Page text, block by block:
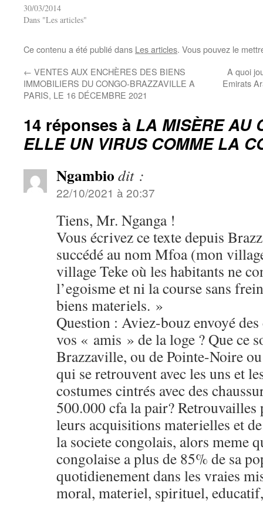
30/03/2014
Dans "Les articles"
Ce contenu a été publié dans Les articles. Vous pouvez le
← VENTES AUX ENCHÈRES DES BIENS
IMMOBILIERS DU CONGO-BRAZZAVILLE A
PARIS, LE 16 DÉCEMBRE 2021
A quoi
Emirats
14 réponses à LA MISÈRE AU
ELLE UN VIRUS COMME LA
Ngambio dit :
22/10/2021 à 20:37
Tiens, Mr. Nganga !
Vous écrivez ce texte depuis
succédé au nom Mfoa (mon
village Teke où les habitants ne
l’egoisme et ni la course sans
biens materiels. »
Question : Aviez-bouz envoyé des
vos « amis » de la loge ? Que ce
Brazzaville, ou de Pointe-Noire
qui se retrouvent avec les uns et
costumes cintrés avec des
500.000 cfa la pair?
leurs acquisitions materielles et
la societe congolais, alors meme
congolaise a plus de 85% de sa
quotidienement dans les vraies
moral, materiel, spirituel,